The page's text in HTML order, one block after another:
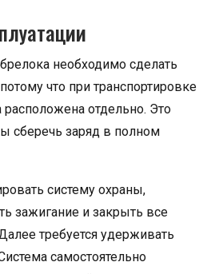
необходимо сделать
что при транспортировке
расположена отдельно. Это
сберечь заряд в полном
систему охраны,
зажигание и закрыть все
требуется удерживать
самостоятельно